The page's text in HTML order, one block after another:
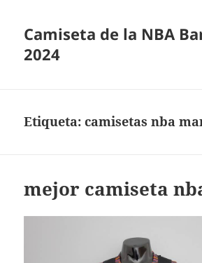
Camiseta de la NBA
2024
Etiqueta:camisetas nba
mejor camiseta